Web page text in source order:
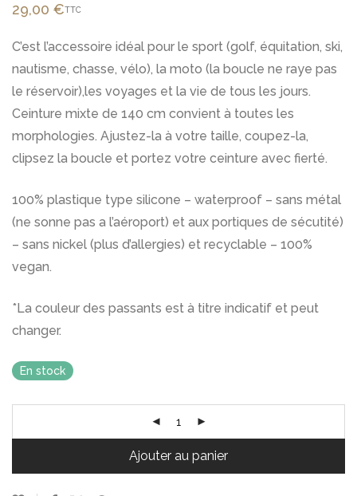
29,00 €TTC
C’est l’accessoire idéal pour le sport (golf, équitation, ski,
nautisme, chasse, vélo), la moto (la boucle ne raye pas
le réservoir),les voyages et la vie de tous les jours.
Ceinture mixte de 140 cm convient à toutes les
morphologies. Ajustez-la à votre taille, coupez-la,
clipsez la boucle et portez votre ceinture avec fierté.
100% plastique type silicone – waterproof – sans métal
(ne sonne pas a l’aéroport) et aux portiques de sécutité)
– sans nickel (plus d’allergies) et recyclable – 100%
vegan.
*La couleur des passants est à titre indicatif et peut
changer.
En stock
Ajouter au panier